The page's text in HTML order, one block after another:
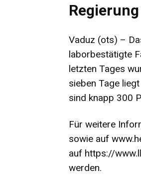
Vaduz (ots) –
laborbestätigte
letzten Tages
sieben Tage
sind knapp 300
Für weitere
sowie auf
auf https://
werden.